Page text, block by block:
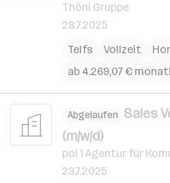
Thöni Gruppe
28.7.2025
Telfs
Vollzeit
ab 4.269,07 €
Abgelaufen Sales
(m/w/d)
pol 1 Agentur für
23.7.2025